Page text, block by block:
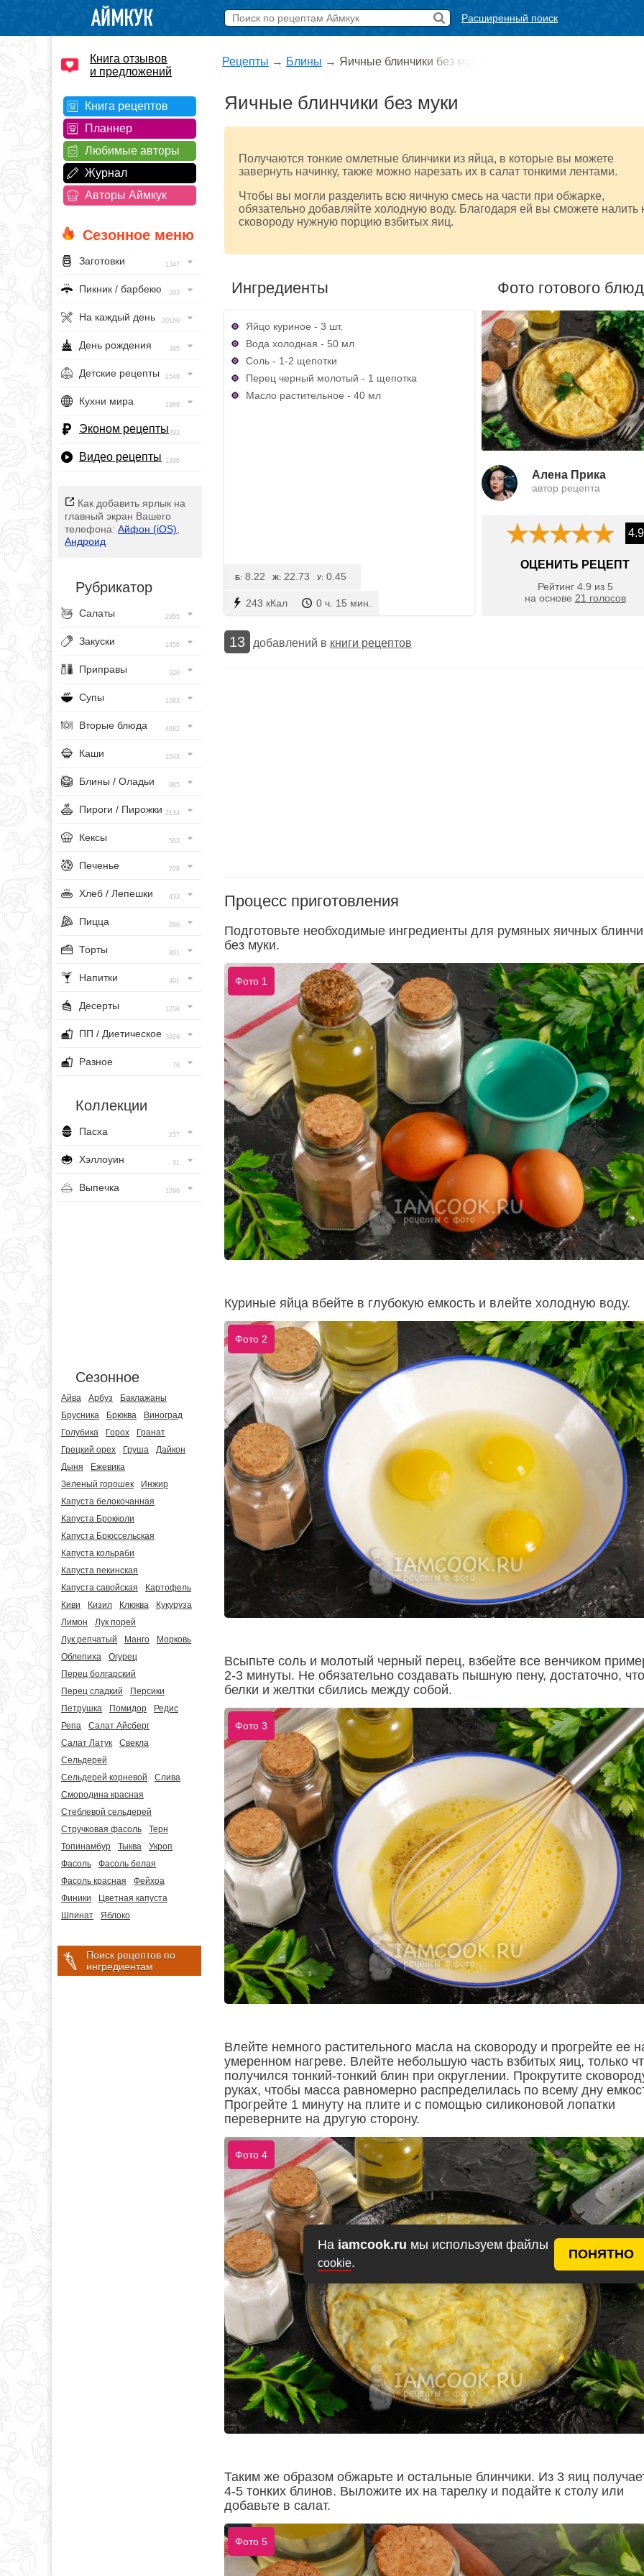
На iamcook.ru мы используем файлы
cookie.
ПОНЯТНО
Расширенный поиск
Книга отзывов
и предложений
Книга рецептов
Планнер
Любимые авторы
Журнал
Авторы Аймкук
Сезонное меню
Заготовки 1347
Пикник / барбекю 293
На каждый день 20160
День рождения 385
Детские рецепты 1548
Кухни мира 1968
Эконом рецепты393
Видео рецепты 1396
Как добавить ярлык на
главный экран Вашего
телефона: Айфон (iOS)
Андроид
Рубрикатор
Салаты 2955
Закуски 1456
Приправы 320
Супы 1083
Вторые блюда 4682
Каши 1543
Блины / Оладьи 965
Пироги / Пирожки 2134
Кексы 563
Печенье 728
Хлеб / Лепешки 433
Пицца 260
Торты 801
Напитки 491
Десерты 1256
ПП / Диетическое 3929
Разное 76
Коллекции
Пасха 237
Хэллоуин 31
Выпечка 1296
Сезонное
Айва Арбуз
Баклажаны
Брусника
Брюква
Виноград
Голубика
Горох
Гранат
Грецкий орех
Груша
Дайкон
Дыня
Ежевика
Зеленый горошек
Инжир
Капуста белокочанная
Капуста Брокколи
Капуста Брюссельская
Капуста кольраби
Капуста пекинская
Капуста савойская
Картофель
Киви
Кизил Клюква
Кукуруза
Лимон
Лук порей
Лук репчатый
Манго
Морковь
Облепиха
Огурец
Перец болгарский
Перец сладкий
Персики
Петрушка
Помидор
Редис
Репа
Салат Айсберг
Салат Латук
Свекла
Сельдерей
Сельдерей корневой
Слива
Смородина красная
Стеблевой сельдерей
Стручковая фасоль
Терн
Топинамбур
Тыква
Укроп
Фасоль
Фасоль белая
Фасоль красная
Фейхоа
Финики
Цветная капуста
Шпинат
Яблоко
Поиск рецептов по
ингредиентам
Рецепты → Блины → Яичные блинчики без муки
Яичные блинчики без муки
Получаются тонкие омлетные блинчики из яйца, в которые вы можете
завернуть начинку, также можно нарезать их в салат тонкими лентами.
Чтобы вы могли разделить всю яичную смесь на части при обжарке,
обязательно добавляйте холодную воду. Благодаря ей вы сможете налить
сковороду нужную порцию взбитых яиц.
Ингредиенты
Яйцо куриное - 3 шт.
Вода холодная - 50 мл
Соль - 1-2 щепотки
Перец черный молотый - 1 щепотка
Масло растительное - 40 мл
243 кКал 0 ч. 15 мин.
Б: 8.22 Ж: 22.73 У: 0.45
Фото готового
Алена Прика
автор рецепта
4.9
ОЦЕНИТЬ РЕЦЕПТ
Рейтинг 4.9 из 5
на основе 21 голосов
13 добавлений в книги рецептов
Процесс приготовления
Подготовьте необходимые ингредиенты для румяных яичных
без муки.
Фото 1
Куриные яйца вбейте в глубокую емкость и влейте холодную воду.
Фото 2
Всыпьте соль и молотый черный перец, взбейте все венчиком
2-3 минуты. Не обязательно создавать пышную пену, достаточно,
белки и желтки сбились между собой.
Фото 3
Влейте немного растительного масла на сковороду и прогрейте ее
умеренном нагреве. Влейте небольшую часть взбитых яиц, только
получился тонкий-тонкий блин при округлении. Прокрутите
руках, чтобы масса равномерно распределилась по всему дну
Прогрейте 1 минуту на плите и с помощью силиконовой лопатки
переверните на другую сторону.
Фото 4
Таким же образом обжарьте и остальные блинчики. Из 3 яиц
4-5 тонких блинов. Выложите их на тарелку и подайте к столу или
добавьте в салат.
Фото 5